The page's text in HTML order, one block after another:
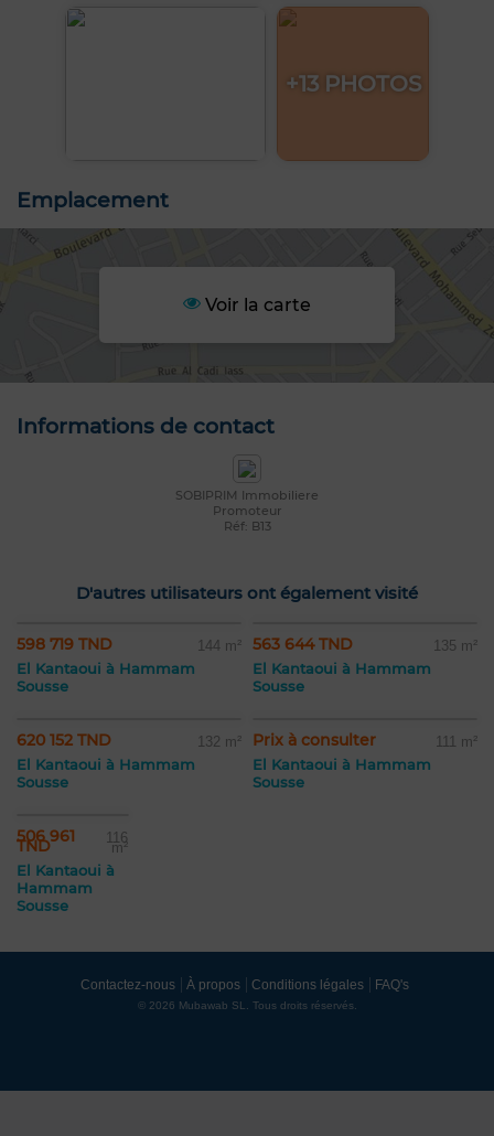
+13 PHOTOS
Emplacement
Voir la carte
Informations de contact
SOBIPRIM Immobiliere
Promoteur
Réf: B13
D'autres utilisateurs ont également visité
598 719 TND 144 m²
El Kantaoui à Hammam
Sousse
563 644 TND 135 m²
El Kantaoui à Hammam
Sousse
620 152 TND 132 m²
El Kantaoui à Hammam
Sousse
Prix à consulter 111 m²
El Kantaoui à Hammam
Sousse
506 961
TND 116
m²
El Kantaoui à
Hammam
Sousse
Contactez-nous À propos Conditions légales FAQ's
© 2026 Mubawab SL. Tous droits réservés.